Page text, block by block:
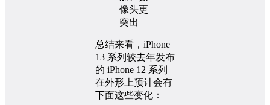
总结来看，iPhone
13 系列较去年发布
的 iPhone 12 系列
在外形上预计会有
下面这些变化：